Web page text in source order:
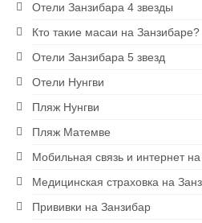
Рыбалка на Занзибаре
Снорклинг на Занзибаре
Аквариум в Нунгви
1 USD = 2400 TZS
Отели Занзибара 4 звезды
Кто такие масаи на Занзибаре?
Отели Занзибара 5 звезд
Отели Нунгви
Пляж Нунгви
Пляж Матемве
Мобильная связь и интернет
Медицинская страховка на
Прививки на Занзибар